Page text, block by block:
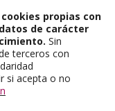
propias con
de carácter
Sin
terceros con
si acepta o no